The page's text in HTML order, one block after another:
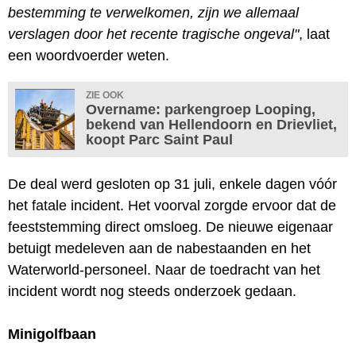
bestemming te verwelkomen, zijn we allemaal
verslagen door het recente tragische ongeval", laat
een woordvoerder weten.
ZIE OOK
Overname: parkengroep Looping,
bekend van Hellendoorn en Drievliet,
koopt Parc Saint Paul
De deal werd gesloten op 31 juli, enkele dagen vóór
het fatale incident. Het voorval zorgde ervoor dat de
feeststemming direct omsloeg. De nieuwe eigenaar
betuigt medeleven aan de nabestaanden en het
Waterworld-personeel. Naar de toedracht van het
incident wordt nog steeds onderzoek gedaan.
Minigolfbaan